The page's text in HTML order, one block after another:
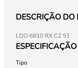
DESCRIÇÃO DO
LDO 6810 RX C2 51
ESPECIFICAÇÃO
Tipo